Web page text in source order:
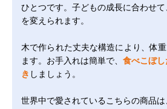
ひとつです。子どもの成長に合わせ
を変えられます。
木で作られた丈夫な構造により、体
ます。お手入れは簡単で、 食べこぼ
き しましょう。
世界中で愛されているこちらの商品